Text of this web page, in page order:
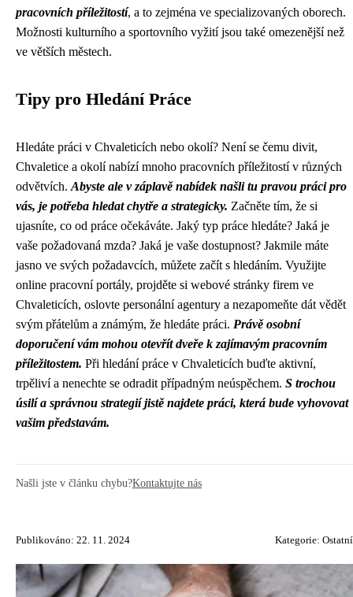
pracovních příležitostí, a to zejména ve specializovaných oborech.
Možnosti kulturního a sportovního vyžití jsou také omezenější než
ve větších městech.
Tipy pro Hledání Práce
Hledáte práci v Chvaleticích nebo okolí? Není se čemu divit,
Chvaletice a okolí nabízí mnoho pracovních příležitostí v různých
odvětvích. Abyste ale v záplavě nabídek našli tu pravou práci pro
vás, je potřeba hledat chytře a strategicky. Začněte tím, že si
ujasníte, co od práce očekáváte. Jaký typ práce hledáte? Jaká je
vaše požadovaná mzda? Jaká je vaše dostupnost? Jakmile máte
jasno ve svých požadavcích, můžete začít s hledáním. Využijte
online pracovní portály, projděte si webové stránky firem ve
Chvaleticích, oslovte personální agentury a nezapomeňte dát vědět
svým přátelům a známým, že hledáte práci. Právě osobní
doporučení vám mohou otevřít dveře k zajímavým pracovním
příležitostem. Při hledání práce v Chvaleticích buďte aktivní,
trpěliví a nenechte se odradit případným neúspěchem. S trochou
úsilí a správnou strategií jistě najdete práci, která bude vyhovovat
vašim představám.
Našli jste v článku chybu?Kontaktujte nás
Publikováno: 22. 11. 2024 Kategorie: Ostatní